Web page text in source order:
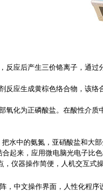
反应后产生三价铬离子，通过
反应生成黄棕色络合物，该
氧化为正磷酸盐。在酸性介
水中的氨氮，亚硝酸盐和大
起来，应用微电脑光电子比
仪器操作简便，人机交互式
，中文操作界面，人性化程序